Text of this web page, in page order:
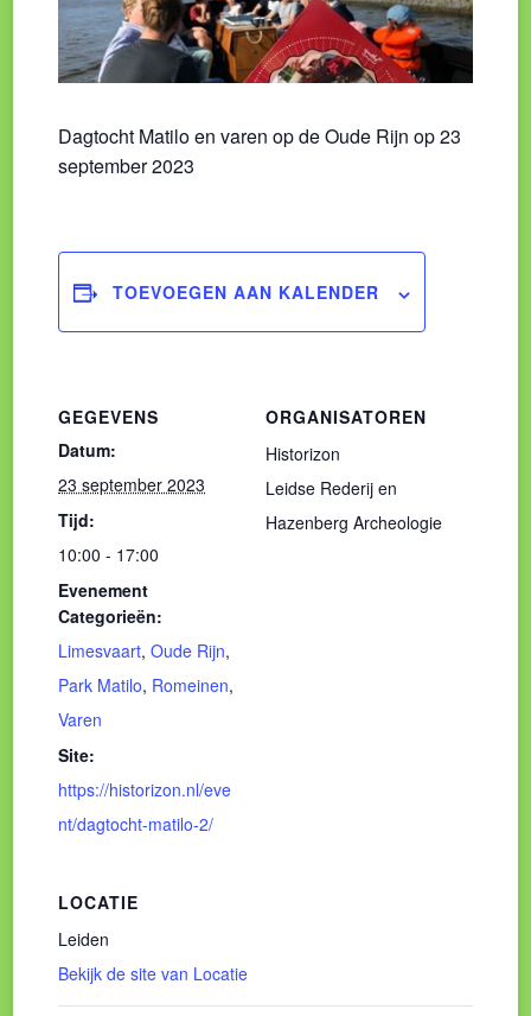
Dagtocht Matilo en varen op de Oude Rijn op 23
september 2023
TOEVOEGEN AAN KALENDER
GEGEVENS
Datum:
23 september 2023
Tijd:
10:00 - 17:00
Evenement
Categorieën:
Limesvaart, Oude Rijn,
Park Matilo, Romeinen,
Varen
Site:
https://historizon.nl/eve
nt/dagtocht-matilo-2/
ORGANISATOREN
Historizon
Leidse Rederij en
Hazenberg Archeologie
LOCATIE
Leiden
Bekijk de site van Locatie